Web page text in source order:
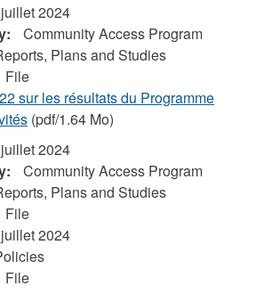
juillet 2024
Community Access Program
Plans and Studies
File
sur les résultats du Programme
(pdf/1.64 Mo)
juillet 2024
Community Access Program
Plans and Studies
File
juillet 2024
File